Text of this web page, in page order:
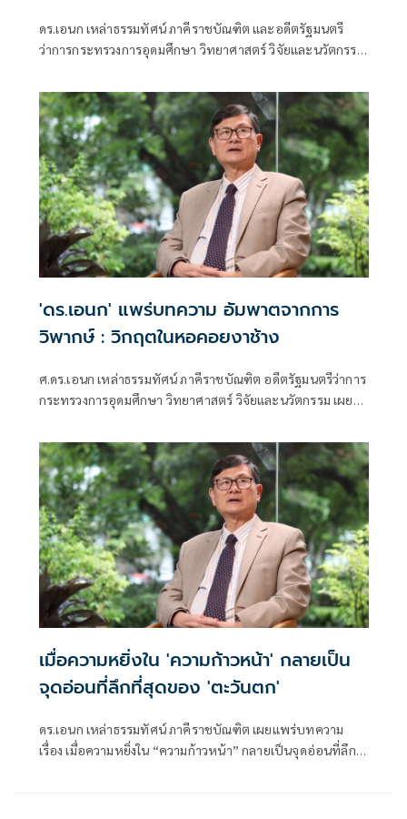
ดร.เอนก เหล่าธรรมทัศน์ ภาคีราชบัณฑิต และอดีตรัฐมนตรี
ว่าการกระทรวงการอุดมศึกษา วิทยาศาสตร์ วิจัยและนวัตกรรม
ความย้อนแย้งในการเมืองไทย มีเนื้อหาดังนี้
'ดร.เอนก' แพร่บทความ อัมพาตจากการ
วิพากษ์ : วิกฤตในหอคอยงาช้าง
ศ.ดร.เอนก เหล่าธรรมทัศน์ ภาคีราชบัณฑิต อดีตรัฐมนตรีว่าการ
กระทรวงการอุดมศึกษา วิทยาศาสตร์ วิจัยและนวัตกรรม เผย
งาช้าง มีเนื้อหาดังนี้
เมื่อความหยิ่งใน 'ความก้าวหน้า' กลายเป็น
จุดอ่อนที่ลึกที่สุดของ 'ตะวันตก'
ดร.เอนก เหล่าธรรมทัศน์ ภาคีราชบัณฑิต เผยแพร่บทความ
เรื่อง เมื่อความหยิ่งใน “ความก้าวหน้า” กลายเป็นจุดอ่อนที่ลึก